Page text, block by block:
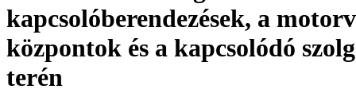
kapcsolóberendezések, a
központok és a kapcsolódó
terén